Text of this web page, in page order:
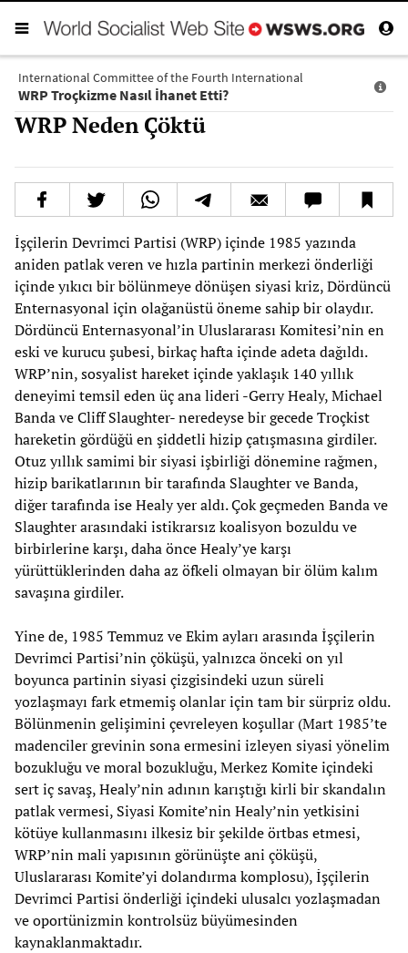
International Committee of the Fourth International
WRP Troçkizme Nasıl İhanet Etti?
WRP Neden Çöktü
İşçilerin Devrimci Partisi (WRP) içinde 1985 yazında
aniden patlak veren ve hızla partinin merkezi önderliği
içinde yıkıcı bir bölünmeye dönüşen siyasi kriz, Dördüncü
Enternasyonal için olağanüstü öneme sahip bir olaydır.
Dördüncü Enternasyonal’in Uluslararası Komitesi’nin en
eski ve kurucu şubesi, birkaç hafta içinde adeta dağıldı.
WRP’nin, sosyalist hareket içinde yaklaşık 140 yıllık
deneyimi temsil eden üç ana lideri -Gerry Healy, Michael
Banda ve Cliff Slaughter- neredeyse bir gecede Troçkist
hareketin gördüğü en şiddetli hizip çatışmasına girdiler.
Otuz yıllık samimi bir siyasi işbirliği dönemine rağmen,
hizip barikatlarının bir tarafında Slaughter ve Banda,
diğer tarafında ise Healy yer aldı. Çok geçmeden Banda ve
Slaughter arasındaki istikrarsız koalisyon bozuldu ve
birbirlerine karşı, daha önce Healy’ye karşı
yürüttüklerinden daha az öfkeli olmayan bir ölüm kalım
savaşına girdiler.
Yine de, 1985 Temmuz ve Ekim ayları arasında İşçilerin
Devrimci Partisi’nin çöküşü, yalnızca önceki on yıl
boyunca partinin siyasi çizgisindeki uzun süreli
yozlaşmayı fark etmemiş olanlar için tam bir sürpriz oldu.
Bölünmenin gelişimini çevreleyen koşullar (Mart 1985’te
madenciler grevinin sona ermesini izleyen siyasi yönelim
bozukluğu ve moral bozukluğu, Merkez Komite içindeki
sert iç savaş, Healy’nin adının karıştığı kirli bir skandalın
patlak vermesi, Siyasi Komite’nin Healy’nin yetkisini
kötüye kullanmasını ilkesiz bir şekilde örtbas etmesi,
WRP’nin mali yapısının görünüşte ani çöküşü,
Uluslararası Komite’yi dolandırma komplosu), İşçilerin
Devrimci Partisi önderliği içindeki ulusalcı yozlaşmadan
ve oportünizmin kontrolsüz büyümesinden
kaynaklanmaktadır.